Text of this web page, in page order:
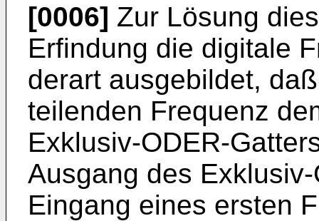
[0006] Zur Lösung
Erfindung die digitale
derart ausgebildet,
teilenden Frequenz
Exklusiv-ODER-
Ausgang des
Eingang eines ersten